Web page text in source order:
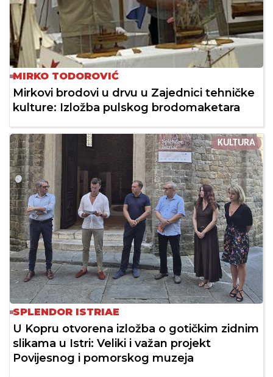
MIRKO TODOROVIĆ
Mirkovi brodovi u drvu u Zajednici tehničke
kulture: Izložba pulskog brodomaketara
KULTURA
SPLENDOR ISTRIAE
U Kopru otvorena izložba o gotičkim zidnim
slikama u Istri: Veliki i važan projekt
Povijesnog i pomorskog muzeja